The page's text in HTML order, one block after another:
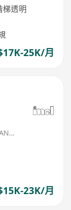
梯透明
25K/月
THE INTERNATIONAL MARKETING EXCHANGE LIMITED
23K/月